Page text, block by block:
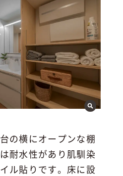
の横にオープンな棚
耐水性があり肌馴染
ル貼りです。床に設